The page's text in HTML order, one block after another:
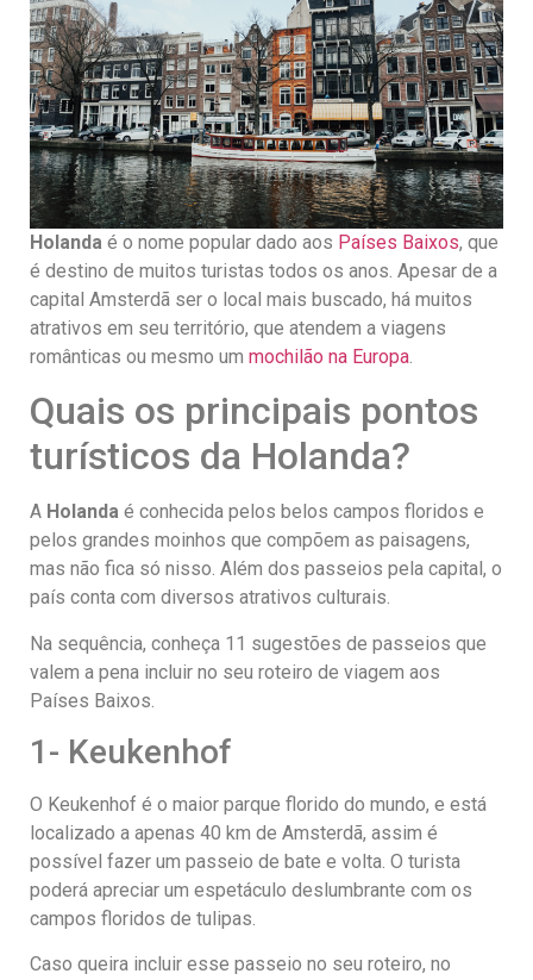
Holanda é o nome popular dado aos Países Baixos, que
é destino de muitos turistas todos os anos. Apesar de a
capital Amsterdã ser o local mais buscado, há muitos
atrativos em seu território, que atendem a viagens
românticas ou mesmo um mochilão na Europa.
Quais os principais pontos
turísticos da Holanda?
A Holanda é conhecida pelos belos campos floridos e
pelos grandes moinhos que compõem as paisagens,
mas não fica só nisso. Além dos passeios pela capital, o
país conta com diversos atrativos culturais.
Na sequência, conheça 11 sugestões de passeios que
valem a pena incluir no seu roteiro de viagem aos
Países Baixos.
1- Keukenhof
O Keukenhof é o maior parque florido do mundo, e está
localizado a apenas 40 km de Amsterdã, assim é
possível fazer um passeio de bate e volta. O turista
poderá apreciar um espetáculo deslumbrante com os
campos floridos de tulipas.
Caso queira incluir esse passeio no seu roteiro, no